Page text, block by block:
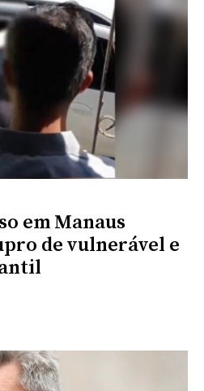
em Manaus
de vulnerável e